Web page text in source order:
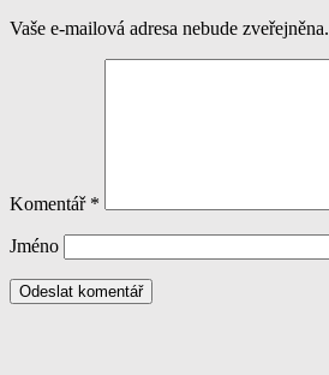
Vaše e-mailová adresa nebude zveřejněna.
Komentář *
Jméno